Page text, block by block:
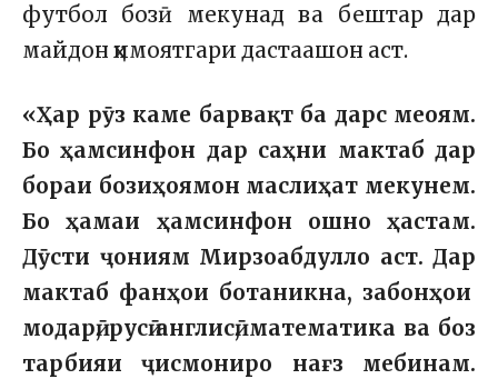
футбол бозӣ мекунад ва бештар дар
майдон ҳимоятгари дастаашон аст.
«Ҳар рӯз каме барвақт ба дарс меоям.
Бо ҳамсинфон дар саҳни мактаб дар
бораи бозиҳоямон маслиҳат мекунем.
Бо ҳамаи ҳамсинфон ошно ҳастам.
Дӯсти ҷониям Мирзоабдулло аст. Дар
мактаб фанҳои ботаникна, забонҳои
модарӣ, русӣ англисӣ, математика ва боз
тарбияи ҷисмониро нағз мебинам.